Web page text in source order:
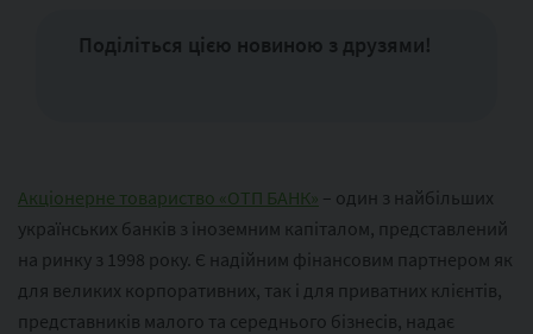
Поділіться цією новиною з друзями!
Акціонерне товариство «ОТП БАНК» – один з найбільших
українських банків з іноземним капіталом, представлений
на ринку з 1998 року. Є надійним фінансовим партнером як
для великих корпоративних, так і для приватних клієнтів,
представників малого та середнього бізнесів, надає